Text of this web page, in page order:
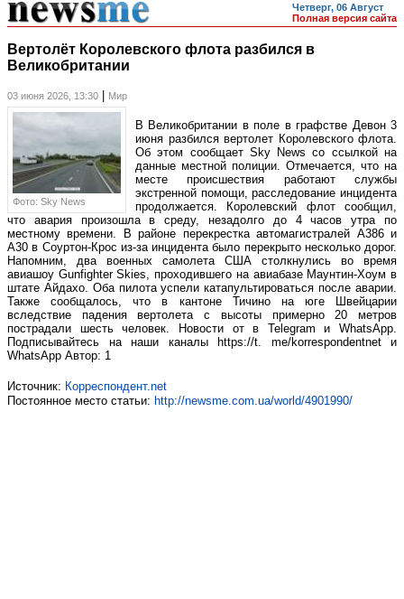
Четверг, 06 Август
Полная версия сайта
Вертолёт Королевского флота разбился в
Великобритании
03 июня 2026, 13:30 Мир
Фото: Sky News
В Великобритании в поле в графстве Девон 3
июня разбился вертолет Королевского флота.
Об этом сообщает Sky News со ссылкой на
данные местной полиции. Отмечается, что на
месте происшествия работают службы
экстренной помощи, расследование инцидента
продолжается. Королевский флот сообщил,
что авария произошла в среду, незадолго до 4 часов утра по
местному времени. В районе перекрестка автомагистралей A386 и
A30 в Соуртон-Крос из-за инцидента было перекрыто несколько дорог.
Напомним, два военных самолета США столкнулись во время
авиашоу Gunfighter Skies, проходившего на авиабазе Маунтин-Хоум в
штате Айдахо. Оба пилота успели катапультироваться после аварии.
Также сообщалось, что в кантоне Тичино на юге Швейцарии
вследствие падения вертолета с высоты примерно 20 метров
пострадали шесть человек. Новости от в Telegram и WhatsApp.
Подписывайтесь на наши каналы https://t. me/korrespondentnet и
WhatsApp Автор: 1
Источник: Корреспондент.net
Постоянное место статьи: http://newsme.com.ua/world/4901990/